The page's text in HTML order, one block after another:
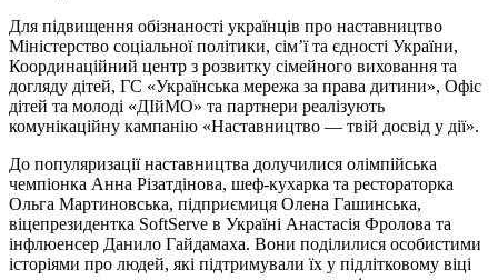
Для підвищення обізнаності українців про наставництво
Міністерство соціальної політики, сім’ї та єдності України,
Координаційний центр з розвитку сімейного виховання та
догляду дітей, ГС «Українська мережа за права дитини», Офіс
дітей та молоді «ДІйМО» та партнери реалізують
комунікаційну кампанію «Наставництво — твій досвід у дії».
До популяризації наставництва долучилися олімпійська
чемпіонка Анна Різатдінова, шеф-кухарка та рестораторка
Ольга Мартиновська, підприємиця Олена Гашинська,
віцепрезидентка SoftServe в Україні Анастасія Фролова та
інфлюенсер Данило Гайдамаха. Вони поділилися особистими
історіями про людей, які підтримували їх у підлітковому віці